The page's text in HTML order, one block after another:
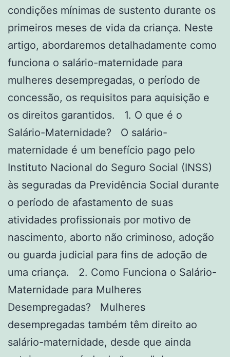
condições mínimas de sustento durante os
primeiros meses de vida da criança. Neste
artigo, abordaremos detalhadamente como
funciona o salário-maternidade para
mulheres desempregadas, o período de
concessão, os requisitos para aquisição e
os direitos garantidos. 1. O que é o
Salário-Maternidade? O salário-
maternidade é um benefício pago pelo
Instituto Nacional do Seguro Social (INSS)
às seguradas da Previdência Social durante
o período de afastamento de suas
atividades profissionais por motivo de
nascimento, aborto não criminoso, adoção
ou guarda judicial para fins de adoção de
uma criança. 2. Como Funciona o Salário-
Maternidade para Mulheres
Desempregadas? Mulheres
desempregadas também têm direito ao
salário-maternidade, desde que ainda